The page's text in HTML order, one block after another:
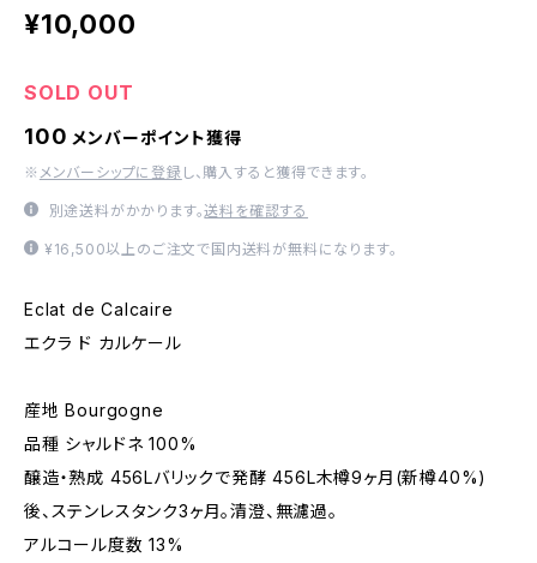
¥10,000
SOLD OUT
100 メンバーポイント獲得
※ メンバーシップに登録 し、購入すると獲得できます。
別途送料がかかります。送料を確認する
¥16,500以上のご注文で国内送料が無料になります。
Eclat de Calcaire
エクラ ド カルケール
産地 Bourgogne
品種 シャルドネ 100%
醸造・熟成 456Lバリックで発酵 456L木樽9ヶ月(新樽40%)
後、ステンレスタンク3ヶ月。清澄、無濾過。
アルコール度数 13%